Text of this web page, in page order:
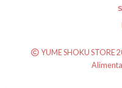
YUME SHOKU STORE